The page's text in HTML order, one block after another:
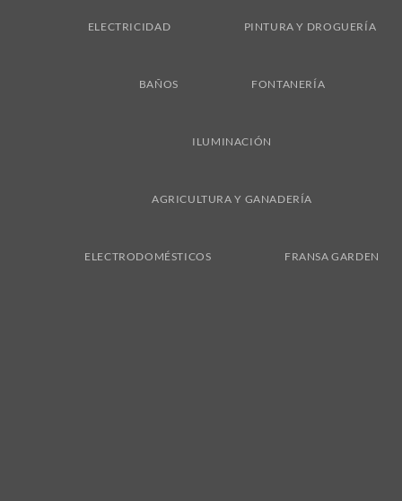
ELECTRICIDAD PINTURA Y DROGUERÍA
BAÑOS FONTANERÍA
ILUMINACIÓN
AGRICULTURA Y GANADERÍA
ELECTRODOMÉSTICOS FRANSA GARDEN